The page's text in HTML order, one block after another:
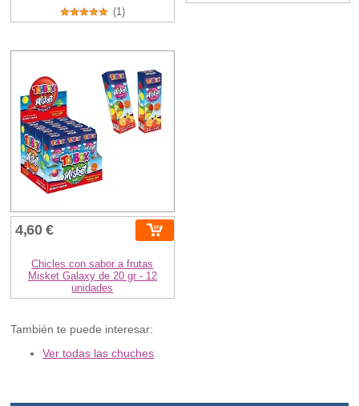
(1)
4,60 €
Chicles con sabor a frutas
Misket Galaxy de 20 gr - 12
unidades
También te puede interesar:
Ver todas las chuches